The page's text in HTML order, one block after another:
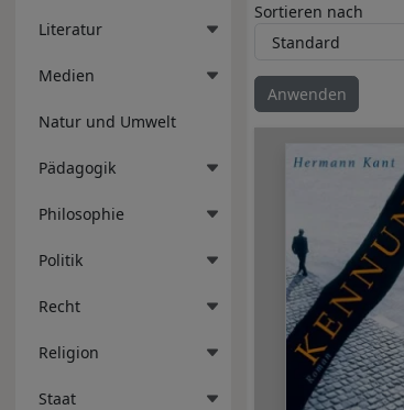
Literatur
Medien
Natur und Umwelt
Pädagogik
Philosophie
Politik
Recht
Religion
Staat
Sortieren nach